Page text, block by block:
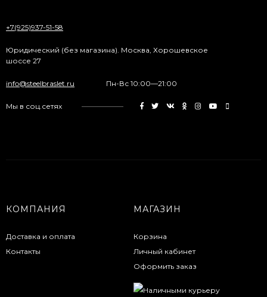
+7(925)937-51-58
Юридический (без магазина). Москва, Хорошевское
шоссе 27
info@steelbraslet.ru Пн-Вс 10:00—21:00
Мы в соц.сетях
КОМПАНИЯ
Доставка и оплата
Контакты
МАГАЗИН
Корзина
Личный кабинет
Оформить заказ